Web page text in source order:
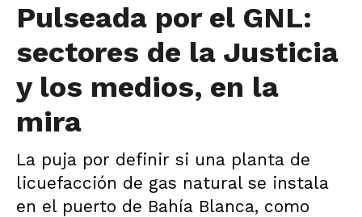
Pulseada por el GNL:
sectores de la Justicia
y los medios, en la
mira
La puja por definir si una planta de
licuefacción de gas natural se instala
en el puerto de Bahía Blanca, como